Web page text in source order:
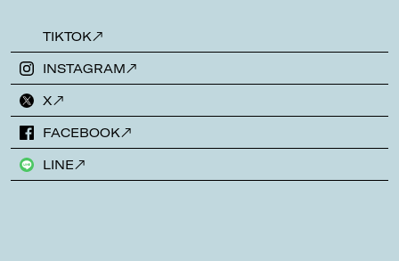
TIKTOK
INSTAGRAM
X
FACEBOOK
LINE